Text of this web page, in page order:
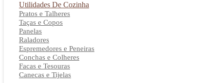
Utilidades De Cozinha
Pratos e Talheres
Taças e Copos
Panelas
Raladores
Espremedores e Peneiras
Conchas e Colheres
Facas e Tesouras
Canecas e Tijelas